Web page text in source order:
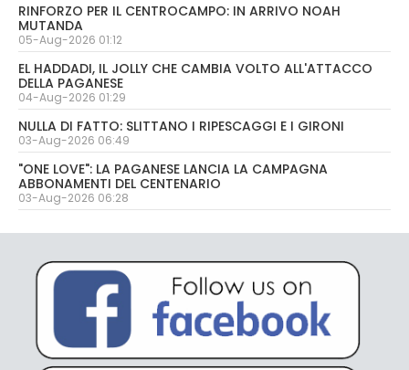
RINFORZO PER IL CENTROCAMPO: IN ARRIVO NOAH
MUTANDA
05-Aug-2026 01:12
EL HADDADI, IL JOLLY CHE CAMBIA VOLTO ALL'ATTACCO
DELLA PAGANESE
04-Aug-2026 01:29
NULLA DI FATTO: SLITTANO I RIPESCAGGI E I GIRONI
03-Aug-2026 06:49
"ONE LOVE": LA PAGANESE LANCIA LA CAMPAGNA
ABBONAMENTI DEL CENTENARIO
03-Aug-2026 06:28